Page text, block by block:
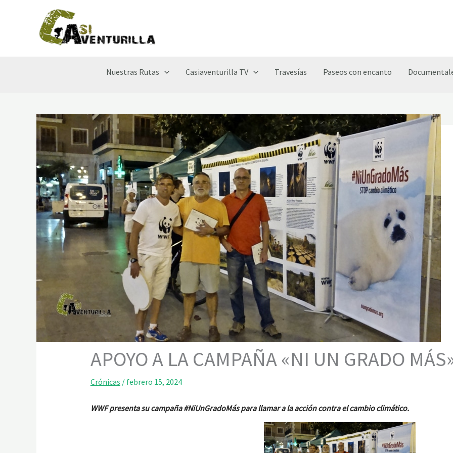
Nuestras Rutas Casiaventurilla TV Travesías Paseos con encanto
APOYO A LA CAMPAÑA «NI UN GRADO
Crónicas / febrero 15, 2024
WWF presenta su campaña #NiUnGradoMás para llamar a la acción contra el cambio climático.